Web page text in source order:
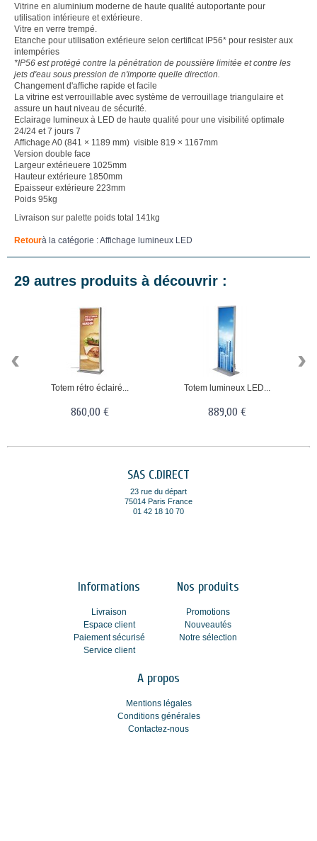
Vitrine en aluminium moderne de haute qualité autoportante pour
utilisation intérieure et extérieure.
Vitre en verre trempé.
Etanche pour utilisation extérieure selon certificat IP56* pour resister aux
intempéries
*IP56 est protégé contre la pénétration de poussière limitée et contre les
jets d'eau sous pression de n'importe quelle direction.
Changement d'affiche rapide et facile
La vitrine est verrouillable avec système de verrouillage triangulaire et
assure un haut niveau de sécurité.
Eclairage lumineux à LED de haute qualité pour une visibilité optimale
24/24 et 7 jours 7
Affichage A0 (841 × 1189 mm) visible 819 × 1167mm
Version double face
Largeur extérieuere 1025mm
Hauteur extérieure 1850mm
Epaisseur extérieure 223mm
Poids 95kg
Livraison sur palette poids total 141kg
Retourà la catégorie : Affichage lumineux LED
29 autres produits à découvrir :
Totem rétro éclairé...
860,00 €
Totem lumineux LED...
889,00 €
‹ ›
SAS C.DIRECT
23 rue du départ
75014 Paris France
01 42 18 10 70
Informations
Livraison
Espace client
Paiement sécurisé
Service client
Nos produits
Promotions
Nouveautés
Notre sélection
A propos
Mentions légales
Conditions générales
Contactez-nous